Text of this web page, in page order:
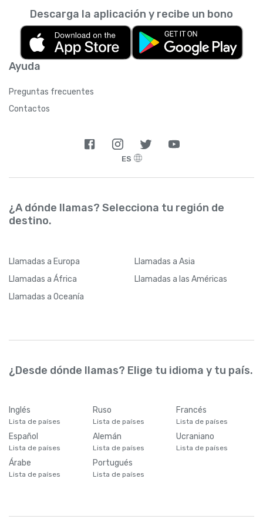
Ayuda
Preguntas frecuentes
Contactos
Descarga la aplicación y recibe un bono
ES
¿A dónde llamas? Selecciona tu región de
destino.
Llamadas a Europa Llamadas a Asia
Llamadas a África Llamadas a las Américas
Llamadas a Oceanía
¿Desde dónde llamas? Elige tu idioma y tu país.
Inglés
Lista de países
Ruso
Lista de países
Francés
Lista de países
Español
Lista de países
Alemán
Lista de países
Ucraniano
Lista de países
Árabe
Lista de países
Portugués
Lista de países